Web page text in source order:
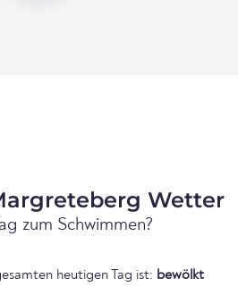
Wetter
zum Schwimmen?
heutigen Tag ist: bewölkt